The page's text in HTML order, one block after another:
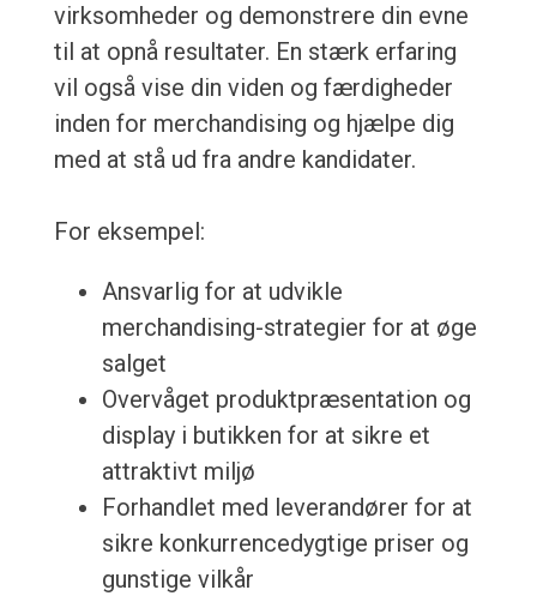
virksomheder og demonstrere din evne
til at opnå resultater. En stærk erfaring
vil også vise din viden og færdigheder
inden for merchandising og hjælpe dig
med at stå ud fra andre kandidater.
For eksempel:
Ansvarlig for at udvikle
merchandising-strategier for at øge
salget
Overvåget produktpræsentation og
display i butikken for at sikre et
attraktivt miljø
Forhandlet med leverandører for at
sikre konkurrencedygtige priser og
gunstige vilkår